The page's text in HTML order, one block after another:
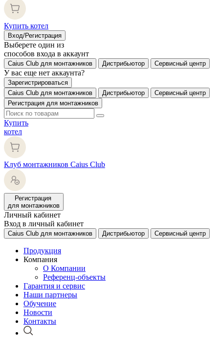
Купить котел
Вход/Регистрация
Выберете один из
способов входа в аккаунт
Caius Club для монтажников Дистрибьютор Сервисный центр
У вас еще нет аккаунта?
Зарегистрироваться
Caius Club для монтажников
Дистрибьютор
Сервисный центр
Регистрация для монтажников
Купить
котел
Клуб монтажников Caius Club
Регистрация
для монтажников
Личный кабинет
Вход в личный кабинет
Caius Club для монтажников Дистрибьютор Сервисный центр
Продукция
Компания
О Компании
Референц-объекты
Гарантия и сервис
Наши партнеры
Обучение
Новости
Контакты